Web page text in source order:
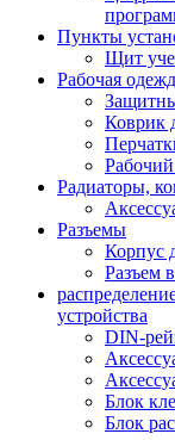
Пункты
Щит
Рабочая
Коврик
Радиаторы,
Разъемы
Корпус
Разъем
устройства
DIN-
Блок
Блок